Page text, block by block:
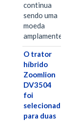
continua
sendo uma
moeda
amplamente…
O trator
híbrido
Zoomlion
DV3504
foi
selecionado
para duas